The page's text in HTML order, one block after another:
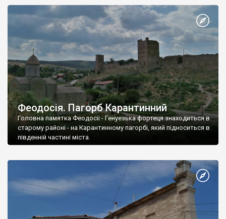
Феодосія. Пагорб Карантинний
Головна памятка Феодосії - Генуезька фортеця знаходиться в
старому районі - на Карантинному пагорбі, який підноситься в
південній частині міста.